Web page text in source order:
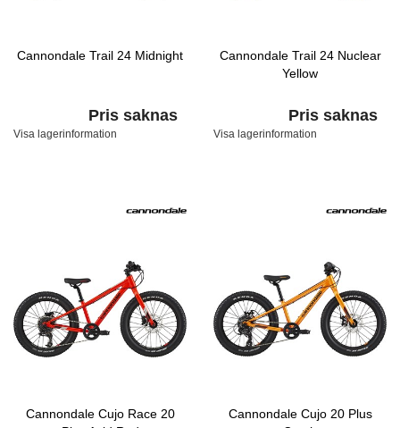
Cannondale Trail 24 Midnight
Pris saknas
Visa lagerinformation
Cannondale Trail 24 Nuclear
Yellow
Pris saknas
Visa lagerinformation
Cannondale Cujo Race 20
Cannondale Cujo 20 Plus